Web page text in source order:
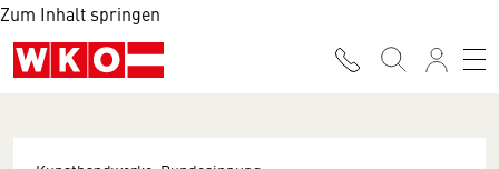
Zum Inhalt springen